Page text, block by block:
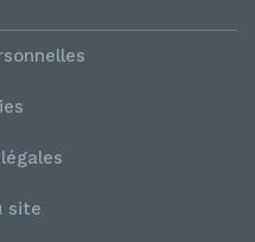
site